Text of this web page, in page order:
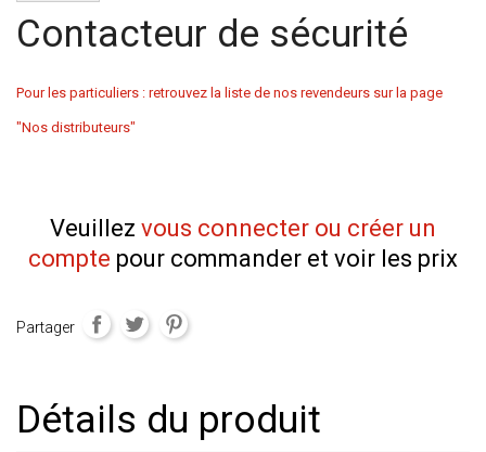
Contacteur de sécurité
Pour les particuliers : retrouvez la liste de nos revendeurs sur la page
"Nos distributeurs"
Veuillez vous connecter ou créer un
compte pour commander et voir les prix
Partager
Détails du produit